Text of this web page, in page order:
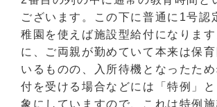
ございます。この下に普通に1号認
稚園を使えば施設型給付になりま
に、ご両親が勤めていて本来は保
いるものの、入所待機となったた
付を受ける場合などには「特例」
象にしていますので、これは特例